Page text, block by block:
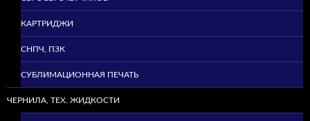
КАРТРИДЖИ
СНПЧ, ПЗК
СУБЛИМАЦИОННАЯ ПЕЧАТЬ
ЧЕРНИЛА, ТЕХ. ЖИДКОСТИ